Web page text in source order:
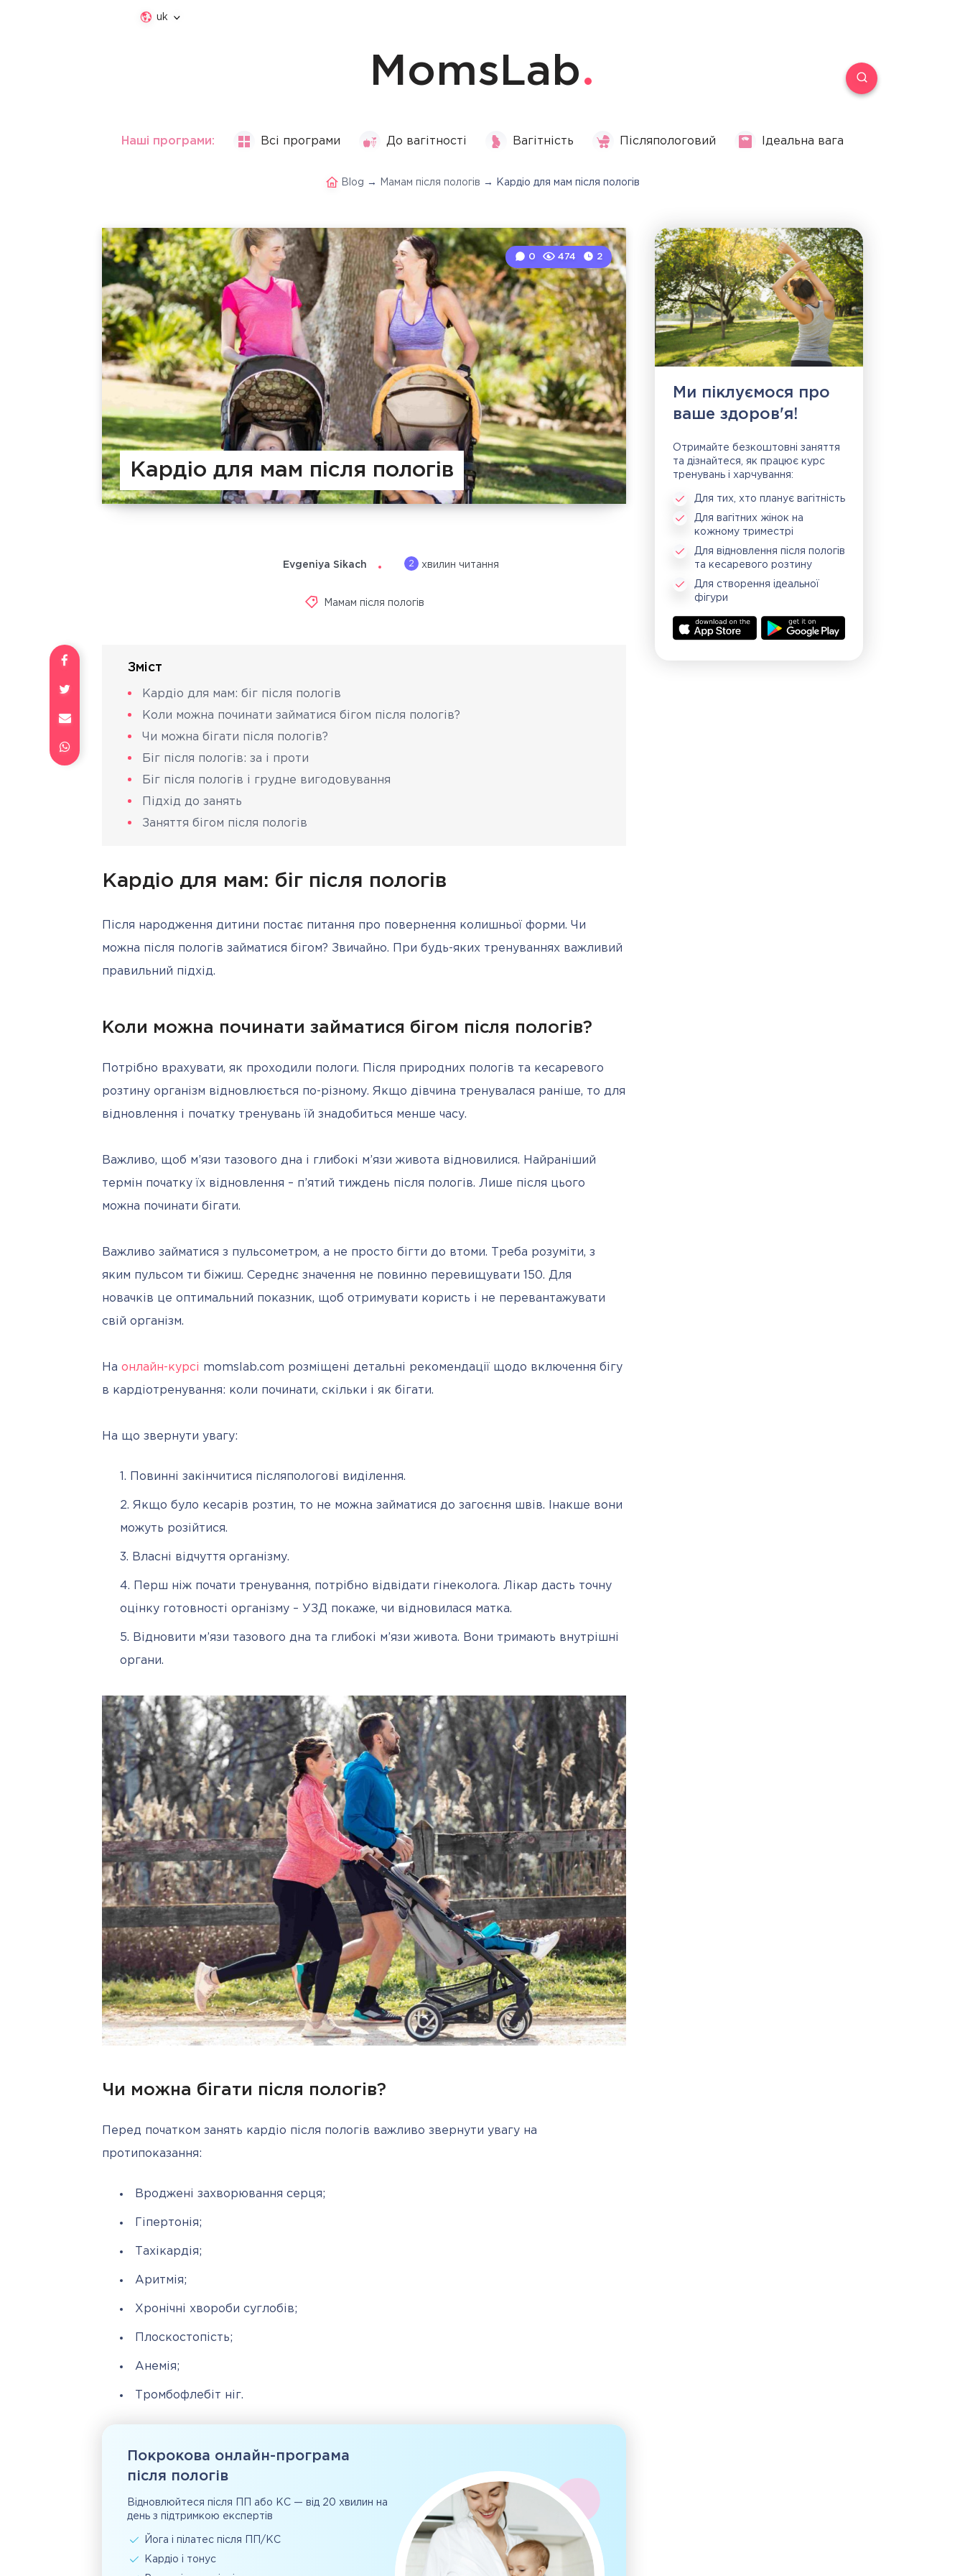
uk
MomsLab
Наші програми: Всі програми До вагітності Вагітність Післяпологовий Ідеальна вага
Blog → Мамам після пологів → Кардіо для мам після пологів
Кардіо для мам після пологів
0 474 2
Evgeniya Sikach 2 хвилин читання
Мамам після пологів
Зміст
Кардіо для мам: біг після пологів
Коли можна починати займатися бігом після пологів?
Чи можна бігати після пологів?
Біг після пологів: за і проти
Біг після пологів і грудне вигодовування
Підхід до занять
Заняття бігом після пологів
Кардіо для мам: біг після пологів
Після народження дитини постає питання про повернення колишньої форми. Чи
можна після пологів займатися бігом? Звичайно. При будь-яких тренуваннях важливий
правильний підхід.
Коли можна починати займатися бігом після пологів?
Потрібно врахувати, як проходили пологи. Після природних пологів та кесаревого
розтину організм відновлюється по-різному. Якщо дівчина тренувалася раніше, то для
відновлення і початку тренувань їй знадобиться менше часу.
Важливо, щоб м’язи тазового дна і глибокі м’язи живота відновилися. Найраніший
термін початку їх відновлення – п’ятий тиждень після пологів. Лише після цього
можна починати бігати.
Важливо займатися з пульсометром, а не просто бігти до втоми. Треба розуміти, з
яким пульсом ти біжиш. Середнє значення не повинно перевищувати 150. Для
новачків це оптимальний показник, щоб отримувати користь і не перевантажувати
свій організм.
На онлайн-курсі momslab.com розміщені детальні рекомендації щодо включення бігу
в кардіотренування: коли починати, скільки і як бігати.
На що звернути увагу:
Повинні закінчитися післяпологові виділення.
Якщо було кесарів розтин, то не можна займатися до загоєння швів. Інакше вони
можуть розійтися.
Власні відчуття організму.
Перш ніж почати тренування, потрібно відвідати гінеколога. Лікар дасть точну
оцінку готовності організму – УЗД покаже, чи відновилася матка.
Відновити м’язи тазового дна та глибокі м’язи живота. Вони тримають внутрішні
органи.
Чи можна бігати після пологів?
Перед початком занять кардіо після пологів важливо звернути увагу на
протипоказання:
Вроджені захворювання серця;
Гіпертонія;
Тахікардія;
Аритмія;
Хронічні хвороби суглобів;
Плоскостопість;
Анемія;
Тромбофлебіт ніг.
Покрокова онлайн-програма
після пологів
Відновлюйтеся після ПП або КС — від 20 хвилин на
день з підтримкою експертів
Йога і пілатес після ПП/КС
Кардіо і тонус
Ми піклуємося про
ваше здоров'я!
Отримайте безкоштовні заняття
та дізнайтеся, як працює курс
тренувань і харчування:
Для тих, хто планує вагітність
Для вагітних жінок на
кожному триместрі
Для відновлення після пологів
та кесаревого розтину
Для створення ідеальної
фігури